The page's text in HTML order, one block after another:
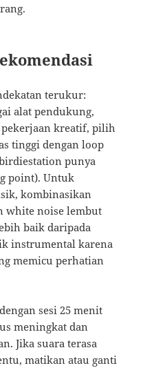
terukur:
alat pendukung,
kreatif, pilih
tinggi dengan loop
punya
point). Untuk
kombinasikan
white noise lembut
baik daripada
instrumental karena
memicu perhatian
sesi 25 menit
meningkat dan
Jika suara terasa
matikan atau ganti